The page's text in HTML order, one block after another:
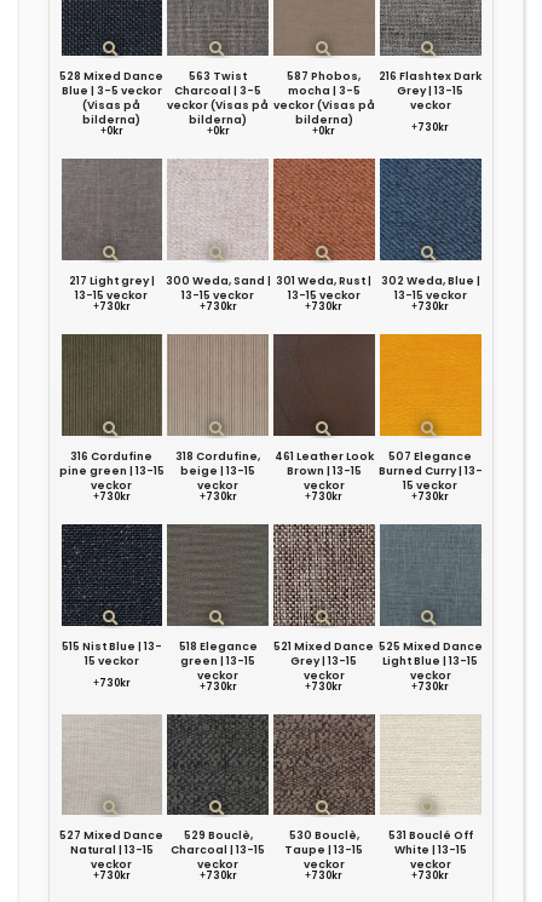
528 Mixed Dance
Blue | 3-5 veckor
(Visas på
bilderna)
+0kr
563 Twist
Charcoal | 3-5
veckor (Visas på
bilderna)
+0kr
587 Phobos,
mocha | 3-5
veckor (Visas på
bilderna)
+0kr
216 Flashtex Dark
Grey | 13-15
veckor
+730kr
217 Light grey |
13-15 veckor
+730kr
300 Weda, Sand |
13-15 veckor
+730kr
301 Weda, Rust |
13-15 veckor
+730kr
302 Weda, Blue |
13-15 veckor
+730kr
316 Cordufine
pine green | 13-15
veckor
+730kr
318 Cordufine,
beige | 13-15
veckor
+730kr
461 Leather Look
Brown | 13-15
veckor
+730kr
507 Elegance
Burned Curry | 13-
15 veckor
+730kr
515 Nist Blue | 13-
15 veckor
+730kr
518 Elegance
green | 13-15
veckor
+730kr
521 Mixed Dance
Grey | 13-15
veckor
+730kr
525 Mixed Dance
Light Blue | 13-15
veckor
+730kr
527 Mixed Dance
Natural | 13-15
veckor
+730kr
529 Bouclè,
Charcoal | 13-15
veckor
+730kr
530 Bouclè,
Taupe | 13-15
veckor
+730kr
531 Bouclé Off
White | 13-15
veckor
+730kr